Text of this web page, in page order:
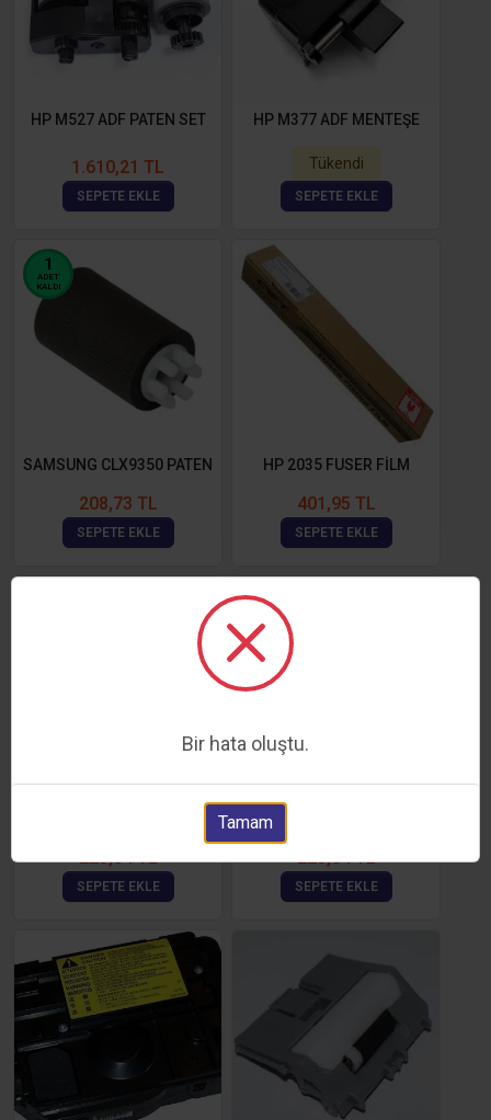
HP M527 ADF PATEN SET
1.610,21 TL
SEPETE EKLE
HP M377 ADF MENTEŞE
Tükendi
SEPETE EKLE
1
ADET
KALDI
SAMSUNG CLX9350 PATEN
208,73 TL
SEPETE EKLE
HP 2035 FUSER FİLM
401,95 TL
SEPETE EKLE
223,04 TL
SEPETE EKLE
HP M225 KAĞIT GİRİŞ
223,04 TL
SEPETE EKLE
Bir hata oluştu.
Tamam